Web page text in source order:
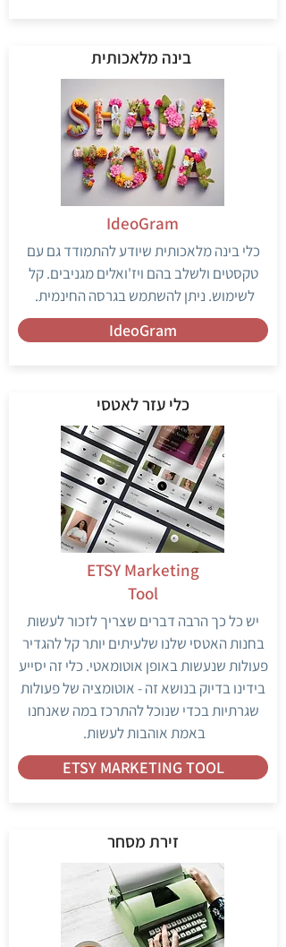
בינה מלאכותית
כלי בינה מלאכותית שיודע להתמודד גם עם
טקסטים ולשלב בהם ויז'ואלים מגניבים. קל
לשימוש. ניתן להשתמש בגרסה החינמית.
IdeoGram
IdeoGram
כלי עזר לאטסי
יש כל כך הרבה דברים שצריך לזכור לעשות
בחנות האטסי שלנו שלעיתים יותר קל להגדיר
פעולות שנעשות באופן אוטומאטי. כלי זה יסייע
בידינו בדיוק בנושא זה - אוטומציה של פעולות
שגרתיות בכדי שנוכל להתרכז במה שאנחנו
באמת אוהבות לעשות.
ETSY MARKETING TOOL
ETSY Marketing
Tool
זירת מסחר